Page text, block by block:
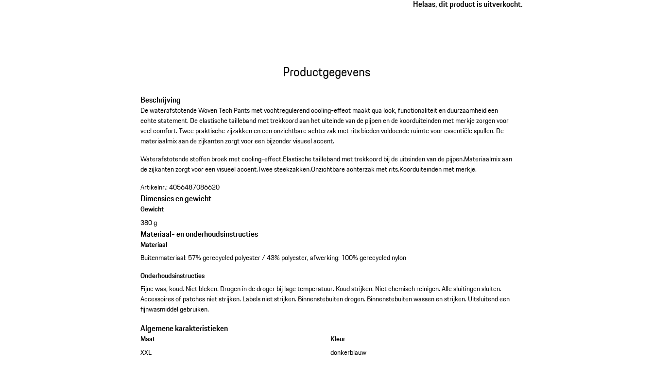
Helaas, dit product is uitverkocht.
Productgegevens
Beschrijving
De waterafstotende Woven Tech Pants met vochtregulerend cooling-effect maakt qua look, functionaliteit en duurzaamheid een
echte statement. De elastische tailleband met trekkoord aan het uiteinde van de pijpen en de koorduiteinden met merkje zorgen voor
veel comfort. Twee praktische zijzakken en een onzichtbare achterzak met rits bieden voldoende ruimte voor essentiële spullen. De
materiaalmix aan de zijkanten zorgt voor een bijzonder visueel accent.
Waterafstotende stoffen broek met cooling-effect.Elastische tailleband met trekkoord bij de uiteinden van de pijpen.Materiaalmix aan
de zijkanten zorgt voor een visueel accent.Twee steekzakken.Onzichtbare achterzak met rits.Koorduiteinden met merkje.
Artikelnr.:4056487086620
Dimensies en gewicht
Gewicht
380 g
Materiaal- en onderhoudsinstructies
Materiaal
Buitenmateriaal: 57% gerecycled polyester / 43% polyester, afwerking: 100% gerecycled nylon
Onderhoudsinstructies
Fijne was, koud. Niet bleken. Drogen in de droger bij lage temperatuur. Koud strijken. Niet chemisch reinigen. Alle sluitingen sluiten.
Accessoires of patches niet strijken. Labels niet strijken. Binnenstebuiten drogen. Binnenstebuiten wassen en strijken. Uitsluitend een
fijnwasmiddel gebruiken.
Algemene karakteristieken
Maat
XXL
Kleur
donkerblauw